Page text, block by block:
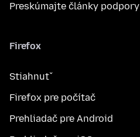
Preskúmajte články podpory
Firefox
Stiahnuť
Firefox pre počítač
Prehliadač pre Android